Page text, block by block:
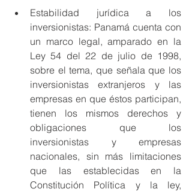
Estabilidad jurídica a los
inversionistas: Panamá cuenta con
un marco legal, amparado en la
Ley 54 del 22 de julio de 1998,
sobre el tema, que señala que los
inversionistas extranjeros y las
empresas en que éstos participan,
tienen los mismos derechos y
obligaciones que los
inversionistas y empresas
nacionales, sin más limitaciones
que las establecidas en la
Constitución Política y la ley,